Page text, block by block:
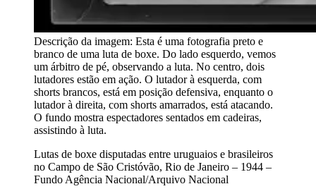
Descrição da imagem: Esta é uma fotografia preto e
branco de uma luta de boxe. Do lado esquerdo, vemos
um árbitro de pé, observando a luta. No centro, dois
lutadores estão em ação. O lutador à esquerda, com
shorts brancos, está em posição defensiva, enquanto o
lutador à direita, com shorts amarrados, está atacando.
O fundo mostra espectadores sentados em cadeiras,
assistindo à luta.
Lutas de boxe disputadas entre uruguaios e brasileiros
no Campo de São Cristóvão, Rio de Janeiro – 1944 –
Fundo Agência Nacional/Arquivo Nacional